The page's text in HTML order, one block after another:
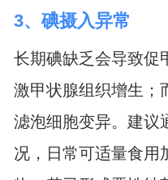
3、碘摄入异常
长期碘缺乏会导致促
激甲状腺组织增生；
滤泡细胞变异。建议
况，日常可适量食用